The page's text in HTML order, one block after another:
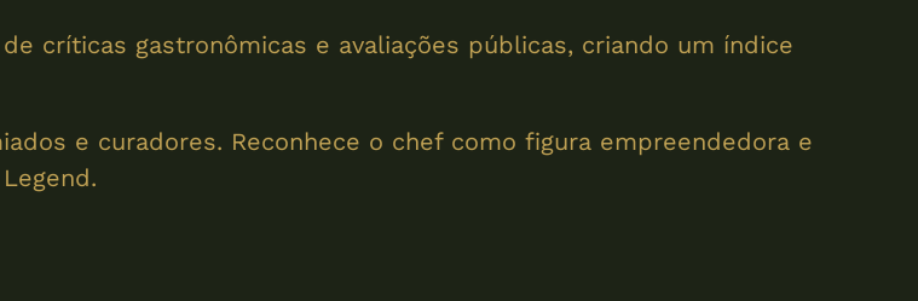
críticas gastronômicas e avaliações públicas, criando um índice
e curadores. Reconhece o chef como figura empreendedora e